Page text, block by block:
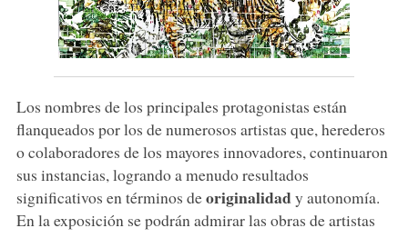
Los nombres de los principales protagonistas están
flanqueados por los de numerosos artistas que, herederos
o colaboradores de los mayores innovadores, continuaron
sus instancias, logrando a menudo resultados
significativos en términos deoriginalidady autonomía.
En la exposición se podrán admirar las obras de artistas